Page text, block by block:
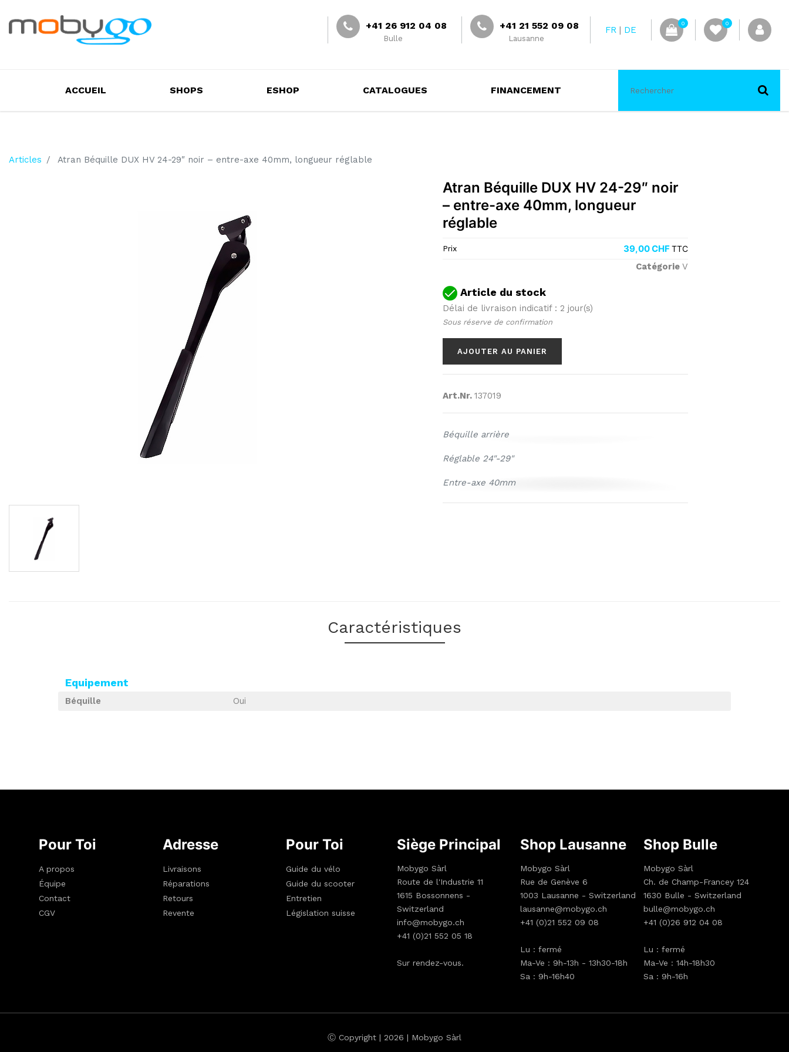
+41 26 912 04 08
Bulle
+41 21 552 09 08
Lausanne
FR DE
0 0
ACCUEIL SHOPS ESHOP CATALOGUES FINANCEMENT
Articles Atran Béquille DUX HV 24​-​29″ noir – entre​-​axe 40mm, longueur réglable
Atran Béquille DUX HV 24​-​29″ noir
– entre​-​axe 40mm, longueur
réglable
Prix 39,00CHFTTC
CatégorieV
Article du stock
Délai de livraison indicatif : 2 jour(s)
Sous réserve de confirmation
AJOUTER AU PANIER
Art.Nr.137019
Béquille arrière
Réglable 24"-29"
Entre-axe 40mm
Caractéristiques
Equipement
Béquille Oui
Pour Toi
A propos
Équipe
Contact
CGV
Adresse
Livraisons
Réparations
Retours
Revente
Pour Toi
Guide du vélo
Guide du scooter
Entretien
Législation suisse
Siège Principal
Mobygo Sàrl
Route de l'Industrie 11
1615 Bossonnens -
Switzerland
info@mobygo.ch
+41 (0)21 552 05 18
Sur rendez-vous.
Shop Lausanne
Mobygo Sàrl
Rue de Genève 6
1003 Lausanne - Switzerland
lausanne@mobygo.ch
+41 (0)21 552 09 08
Lu : fermé
Ma-Ve : 9h-13h - 13h30-18h
Sa : 9h-16h40
Shop Bulle
Mobygo Sàrl
Ch. de Champ-Francey 124
1630 Bulle - Switzerland
bulle@mobygo.ch
+41 (0)26 912 04 08
Lu : fermé
Ma-Ve : 14h-18h30
Sa : 9h-16h
Ⓒ Copyright | 2026 | Mobygo Sàrl